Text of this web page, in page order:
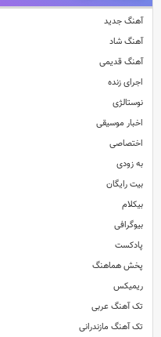
آهنگ جدید
آهنگ شاد
آهنگ قدیمی
اجرای زنده
نوستالژی
اخبار موسیقی
اختصاصی
به زودی
بیت رایگان
بیکلام
بیوگرافی
پادکست
پخش هماهنگ
ریمیکس
تک آهنگ عربی
تک آهنگ مازندرانی